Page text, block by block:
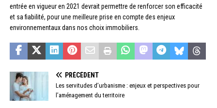
entrée en vigueur en 2021 devrait permettre de renforcer son efficacité
et sa fiabilité, pour une meilleure prise en compte des enjeux
environnementaux dans nos choix immobiliers.
PRÉCÉDENT
Les servitudes d’urbanisme : enjeux et perspectives pour
l’aménagement du territoire